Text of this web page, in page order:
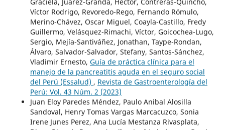
Víctor Rodrigo, Revoredo-Rego, Fernando Rómulo,
Merino-Chávez, Oscar Miguel, Coayla-Castillo, Fredy
Guillermo, Velásquez-Rimachi, Víctor, Goicochea-Lugo,
Sergio, Mejía-Santiváñez, Jonathan, Taype-Rondan,
Álvaro, Salvador-Salvador, Stefany, Santos-Sánchez,
Vladimir Ernesto, Guía de práctica clínica para el
manejo de la pancreatitis aguda en el seguro social
del Perú (Essalud) , Revista de Gastroenterología del
Perú: Vol. 43 Núm. 2 (2023)
Juan Eloy Paredes Méndez, Paulo Anibal Alosilla
Sandoval, Henry Tomas Vargas Marcacuzco, Sonia
Irene Junes Perez, Ana Lucía Mestanza Rivasplata,